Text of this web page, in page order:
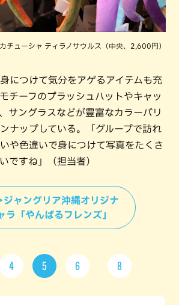
カチューシャ ティラノサウルス（中央、2,600円）
につけて気分をアゲるアイテムも充
チーフのプラッシュハットやキャッ
サングラスなどが豊富なカラーバリ
ナップしている。「グループで訪れ
や色違いで身につけて写真をたくさ
ですね」（担当者）
ジャングリア沖縄オリジナ
ラ「やんばるフレンズ」
4 5 6 8